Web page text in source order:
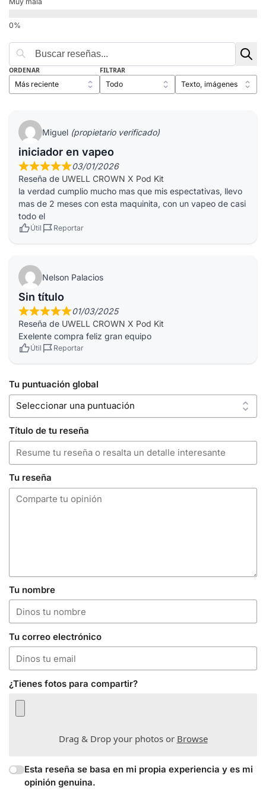
ORDENAR FILTRAR
Miguel (propietario verificado)
iniciador en vapeo
03/01/2026
Reseña de UWELL CROWN X Pod Kit
la verdad cumplio mucho mas que mis espectativas, llevo
mas de 2 meses con esta maquinita, con un vapeo de casi
todo el
Útil Reportar
Nelson Palacios
Sin título
01/03/2025
Reseña de UWELL CROWN X Pod Kit
Exelente compra feliz gran equipo
Útil Reportar
Tu puntuación global
Título de tu reseña
Tu reseña
Tu nombre
Tu correo electrónico
¿Tienes fotos para compartir?
Drag & Drop your photos or Browse
Esta reseña se basa en mi propia experiencia y es mi
opinión genuina.